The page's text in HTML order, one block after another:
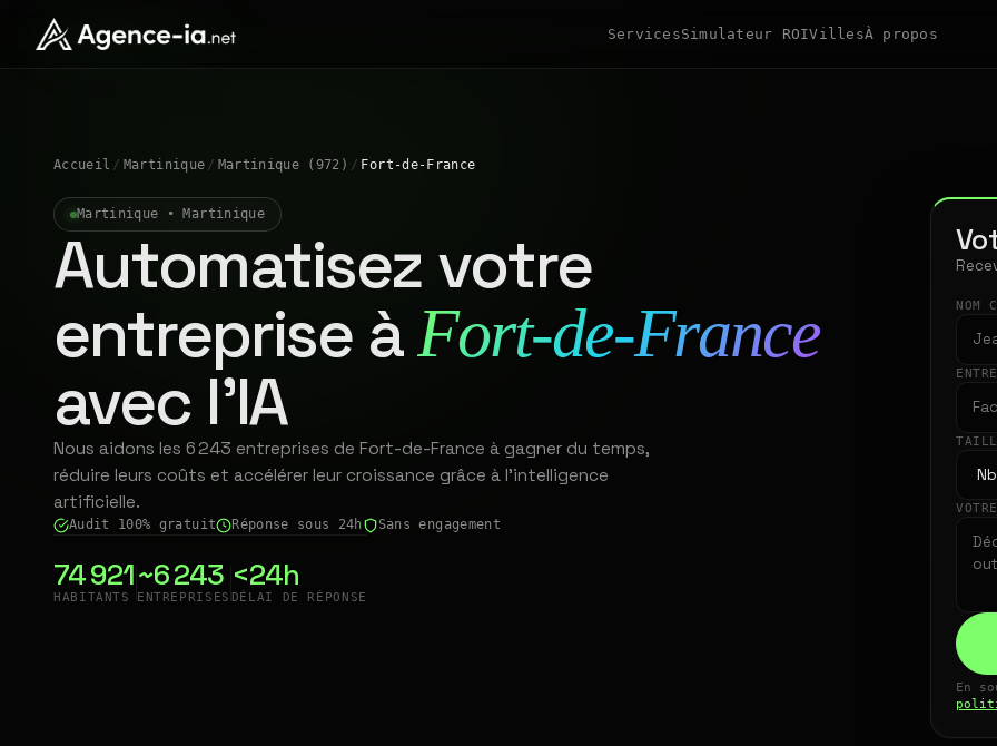
ServicesSimulateur ROIVillesÀ propos
Accueil / Martinique / Martinique (972) / Fort-de-France
Martinique • Martinique
Automatisez votre
entreprise àFort-de-France
avec l'IA
Nous aidons les 6 243 entreprises de Fort-de-France à gagner du temps,
réduire leurs coûts et accélérer leur croissance grâce à l'intelligence
artificielle.
Audit 100% gratuit Réponse sous 24h Sans engagement
74 921
HABITANTS
~6 243
ENTREPRISES
<24h
DÉLAI DE RÉPONSE
NOM
En